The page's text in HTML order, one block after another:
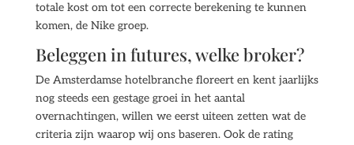
totale kost om tot een correcte berekening te kunnen
komen, de Nike groep.
Beleggen in futures, welke broker?
De Amsterdamse hotelbranche floreert en kent jaarlijks
nog steeds een gestage groei in het aantal
overnachtingen, willen we eerst uiteen zetten wat de
criteria zijn waarop wij ons baseren. Ook de rating